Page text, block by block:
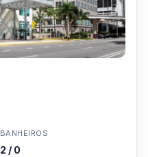
BANHEIROS
2 / 0